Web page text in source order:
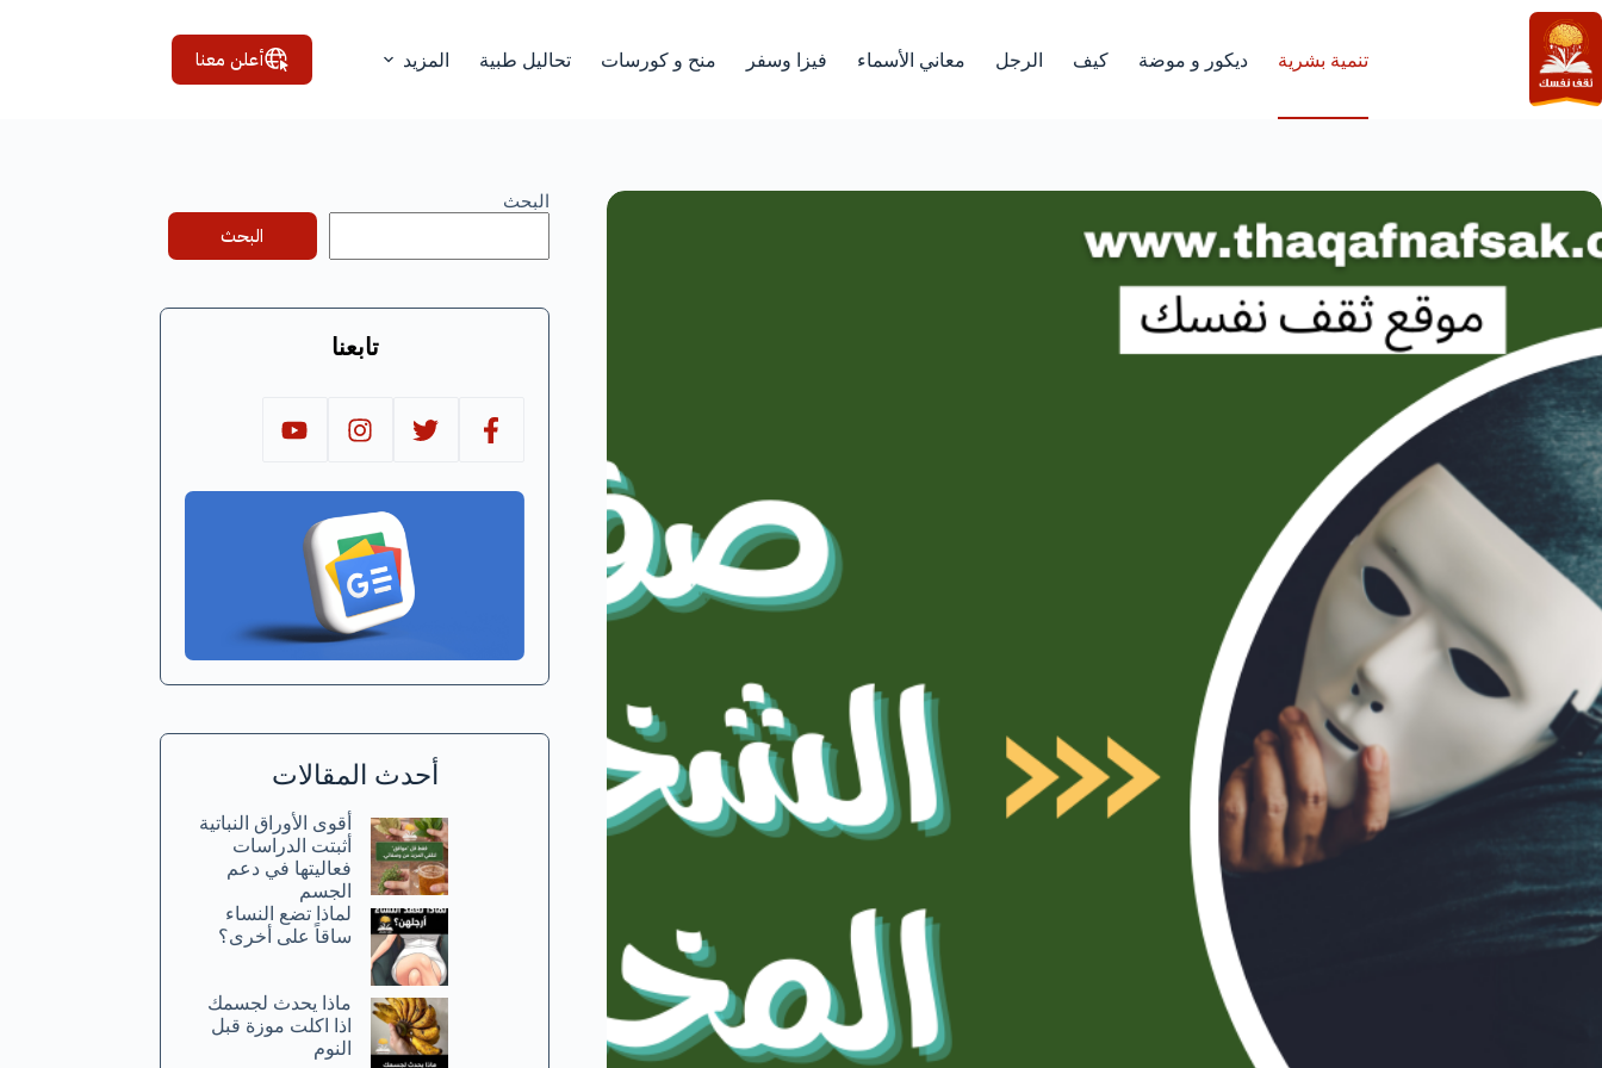
التجاوز
إلى
المحتوى
تنمية بشرية ديكور و موضة كيف الرجل معاني الأسماء فيزا وسفر منح و كورسات تحاليل طبية المزيد أعلن معنا
البحث
البحث
تابعنا
أحدث المقالات
أقوى الأوراق النباتية
أثبتت الدراسات
فعاليتها في دعم
الجسم
لماذا تضع النساء
ساقاً على أخرى؟
ماذا يحدث لجسمك
اذا اكلت موزة قبل
النوم